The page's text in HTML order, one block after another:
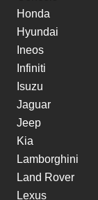
Honda
Hyundai
Ineos
Infiniti
Isuzu
Jaguar
Jeep
Kia
Lamborghini
Land Rover
Lexus